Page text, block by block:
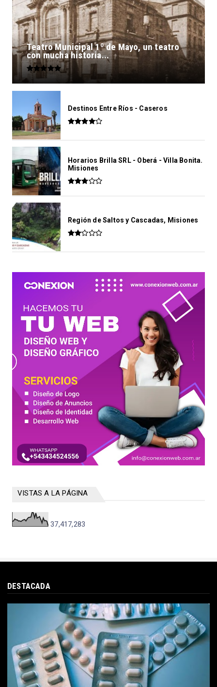
Teatro Municipal 1º de Mayo, un teatro
con mucha historia...
Destinos Entre Ríos - Caseros
Horarios Brilla SRL - Oberá - Villa Bonita.
Misiones
Región de Saltos y Cascadas, Misiones
VISTAS A LA PÁGINA
37,417,283
DESTACADA